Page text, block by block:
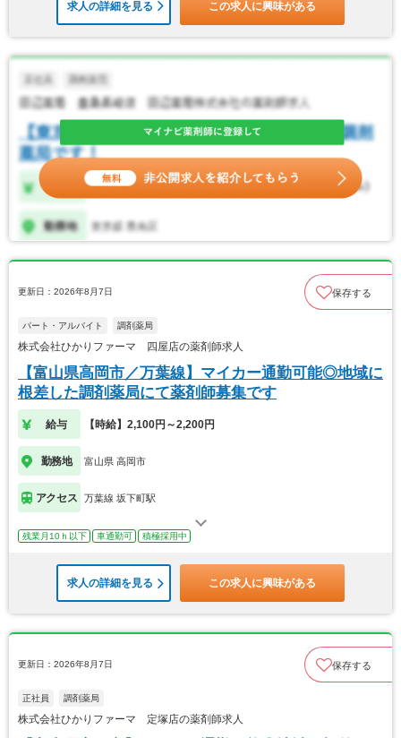
求人の詳細を見る この求人に興味がある
更新日：2026年8月7日 保存する
パート・アルバイト 調剤薬局
株式会社ひかりファーマ 四屋店の薬剤師求人
【富山県高岡市／万葉線】マイカー通勤可能◎地域に
根差した調剤薬局にて薬剤師募集です
給与 【時給】2,100円～2,200円
勤務地 富山県 高岡市
アクセス 万葉線 坂下町駅
残業月10ｈ以下 車通勤可 積極採用中
求人の詳細を見る この求人に興味がある
更新日：2026年8月7日 保存する
正社員 調剤薬局
株式会社ひかりファーマ 定塚店の薬剤師求人